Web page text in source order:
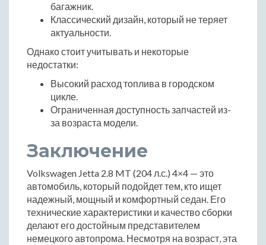
багажник.
Классический дизайн, который не теряет
актуальности.
Однако стоит учитывать и некоторые
недостатки:
Высокий расход топлива в городском
цикле.
Ограниченная доступность запчастей из-
за возраста модели.
Заключение
Volkswagen Jetta 2.8 MT (204 л.с.) 4×4 — это
автомобиль, который подойдет тем, кто ищет
надежный, мощный и комфортный седан. Его
технические характеристики и качество сборки
делают его достойным представителем
немецкого автопрома. Несмотря на возраст, эта